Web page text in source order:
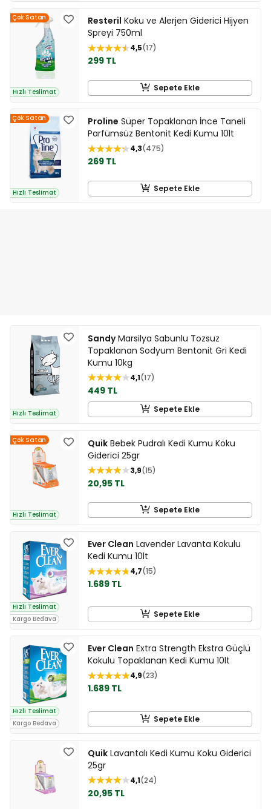
Çok Satan
Hızlı Teslimat
Resteril Koku ve Alerjen Giderici Hijyen
Spreyi 750ml
4,5 17
299 TL
Sepete Ekle
Çok Satan
Hızlı Teslimat
Proline Süper Topaklanan İnce Taneli
Parfümsüz Bentonit Kedi Kumu 10lt
4,3 475
269 TL
Sepete Ekle
Hızlı Teslimat
SandyMarsilya Sabunlu Tozsuz
Topaklanan Sodyum Bentonit Gri Kedi
Kumu 10kg
4,1 17
449 TL
Sepete Ekle
Çok Satan
Hızlı Teslimat
Quik Bebek Pudralı Kedi Kumu Koku
Giderici 25gr
3,9 15
20,95 TL
Sepete Ekle
Hızlı Teslimat
Kargo Bedava
Ever Clean Lavender Lavanta Kokulu
Kedi Kumu 10lt
4,7 15
1.689 TL
Sepete Ekle
Hızlı Teslimat
Kargo Bedava
Ever Clean Extra Strength Ekstra Güçlü
Kokulu Topaklanan Kedi Kumu 10lt
4,9 23
1.689 TL
Sepete Ekle
Quik Lavantalı Kedi Kumu Koku Giderici
25gr
4,1 24
20,95 TL